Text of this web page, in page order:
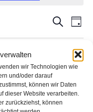
wir Technologien wie
und/oder darauf
können wir Daten
dieser Website verarbeiten.
zurückziehst, können
Suche
und
Suche
Tag
Nächster Tag